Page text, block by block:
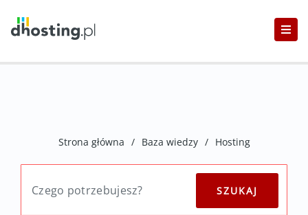
Strona główna / Baza wiedzy / Hosting